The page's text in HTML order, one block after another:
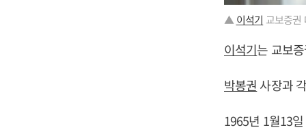
▲ 이석기 교보증권
이석기는 교보
박봉권 사장과
1965년 1월13